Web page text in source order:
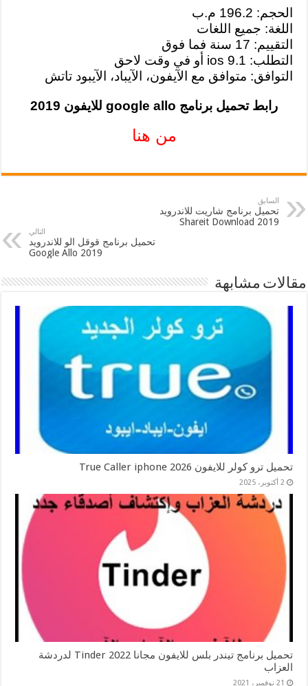
الحجم: 196.2 م.ب
اللغة: جميع اللغات
التقييم: 17 سنة فما فوق
التطلب: ios 9.1 أو في وقت لاحق
التوافق: متوافق مع الآيفون، الآيباد، الآيبود تاتش
رابط تحميل برنامج google allo للايفون 2019
من هنا
السابق
تحميل برنامج شاريت للاندرويد
Shareit Download 2019
التالي
تحميل برنامج قوقل الو للاندرويد
2019 Google Allo
مقالات مشابهة
تحميل ترو كولر للايفون 2026 True Caller iphone
2 أكتوبر، 2025
تحميل برنامج تيندر بلس للايفون مجانا 2022 Tinder لدردشة
العزاب
21 نوفمبر، 2021